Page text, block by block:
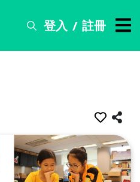
登入 / 註冊